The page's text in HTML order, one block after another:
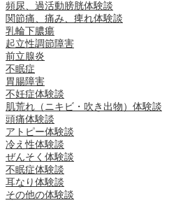
頻尿、過活動膀胱体験談
関節痛、痛み、痺れ体験談
乳輪下膿瘍
起立性調節障害
前立腺炎
不眠症
胃腸障害
不妊症体験談
肌荒れ（ニキビ・吹き出物）体験談
頭痛体験談
アトピー体験談
冷え性体験談
ぜんそく体験談
不眠症体験談
耳なり体験談
その他の体験談